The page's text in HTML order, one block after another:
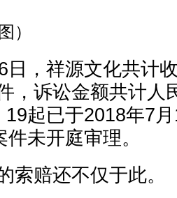
）
日，祥源文化共计
，诉讼金额共计人
起已于2018年7
未开庭审理。
索赔还不仅于此。